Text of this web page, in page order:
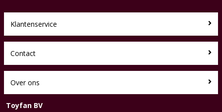
Klantenservice
Contact
Over ons
Toyfan BV